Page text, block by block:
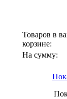
Товаров в
корзине:
На сумму: